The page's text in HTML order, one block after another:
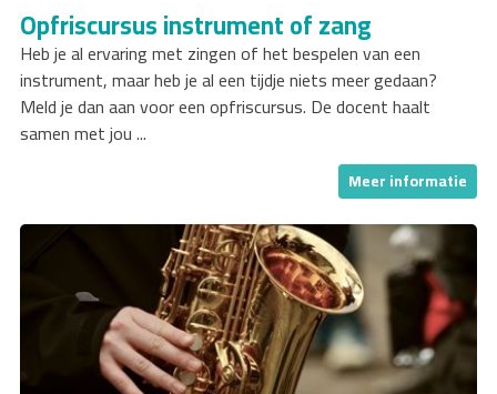
Opfriscursus instrument of zang
Heb je al ervaring met zingen of het bespelen van een
instrument, maar heb je al een tijdje niets meer gedaan?
Meld je dan aan voor een opfriscursus. De docent haalt
samen met jou ...
Meer informatie